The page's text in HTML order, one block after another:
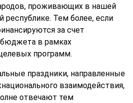
проживающих в нашей
республике. Тем более, если
за счет
бюджета в рамках
программ.
праздники, направленные
взаимодействия,
отвечают тем